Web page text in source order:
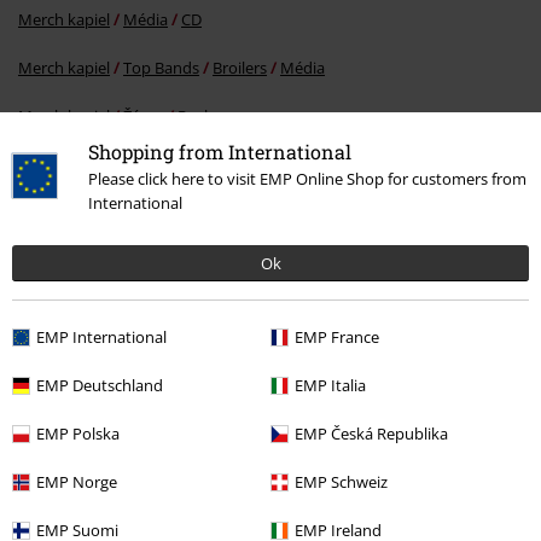
Shopping from International
Please click here to visit EMP Online Shop for customers from
International
Ok
EMP International EMP France
EMP Deutschland EMP Italia
EMP Polska EMP Česká Republika
EMP Norge EMP Schweiz
EMP Suomi EMP Ireland
Merch kapiel Média CD
Merch kapiel Top Bands Broilers Média
Merch kapiel Žáner Rock
Merch kapiel Žáner Punkrock
Zľava
teraz! Viac
Týmto súhlasím so zasielaním EMP Newslettra a súhlasím s tým, že
pravidelne mi posielať informácie o svojich produktoch. Moje osobné